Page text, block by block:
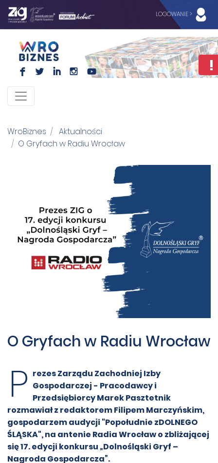
LOGOWANIE >
F L I I
WroBiznes
Aktualności
O Gryfach w Radiu Wrocław
O Gryfach w Radiu Wrocław
P rezes Zarządu Zachodniej Izby
Gospodarczej - Pracodawcy i
Przedsiębiorcy Marek Pasztetnik
rozmawiał z redaktorem Filipem Marczyńskim,
gospodarzem audycji "Popołudnie zDOLNEGO
ŚLĄSKA", na antenie Radia Wrocław o zbliżającej
się 17. edycji konkursu „Dolnośląski Gryf –
Nagroda Gospodarcza”.